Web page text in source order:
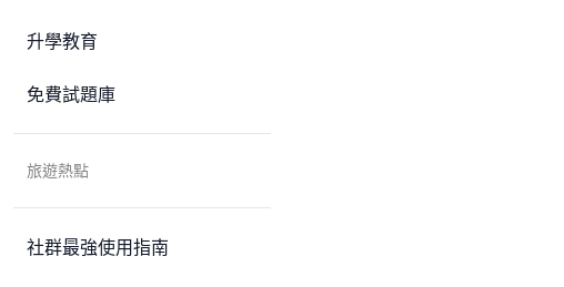
升學教育
免費試題庫
旅遊熱點
社群最強使用指南